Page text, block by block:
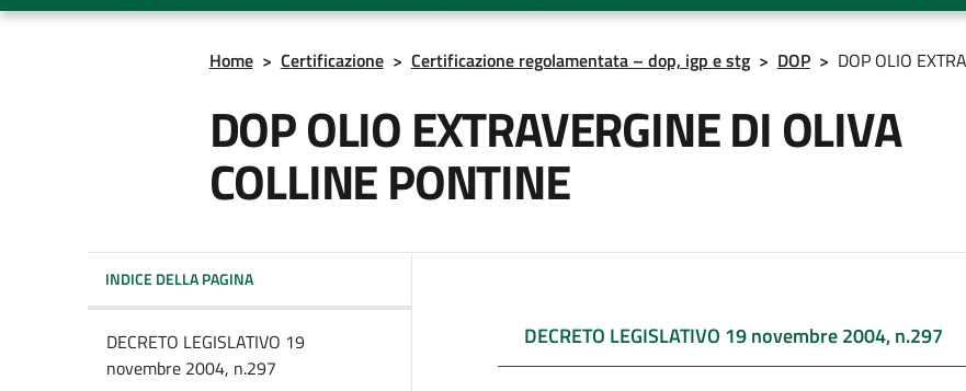
Home > Certificazione > Certificazione regolamentata – dop, igp e stg > DOP > DOP OLIO
DOP OLIO EXTRAVERGINE DI OLIVA
COLLINE PONTINE
INDICE DELLA PAGINA
DECRETO LEGISLATIVO 19
novembre 2004, n.297
DECRETO LEGISLATIVO 19 novembre 2004, n.297